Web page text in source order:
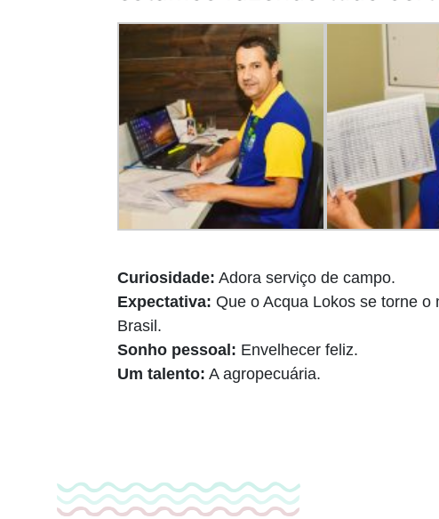
Curiosidade: Adora serviço de campo.
Expectativa: Que o Acqua Lokos se torne
Brasil.
Sonho pessoal: Envelhecer feliz.
Um talento: A agropecuária.